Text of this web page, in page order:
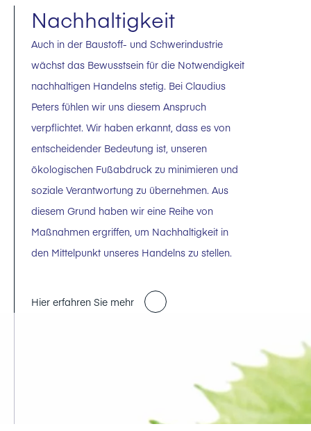
Nachhaltigkeit
Auch in der Baustoff- und Schwerindustrie
wächst das Bewusstsein für die Notwendigkeit
nachhaltigen Handelns stetig. Bei Claudius
Peters fühlen wir uns diesem Anspruch
verpflichtet. Wir haben erkannt, dass es von
entscheidender Bedeutung ist, unseren
ökologischen Fußabdruck zu minimieren und
soziale Verantwortung zu übernehmen. Aus
diesem Grund haben wir eine Reihe von
Maßnahmen ergriffen, um Nachhaltigkeit in
den Mittelpunkt unseres Handelns zu stellen.
Hier erfahren Sie mehr